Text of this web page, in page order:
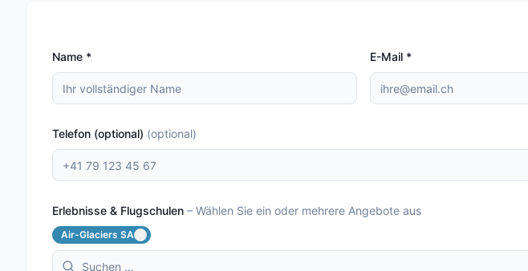
Name * E-Mail *
Telefon (optional) (optional)
Erlebnisse & Flugschulen – Wählen Sie ein oder mehrere Angebote aus
Air-Glaciers SA